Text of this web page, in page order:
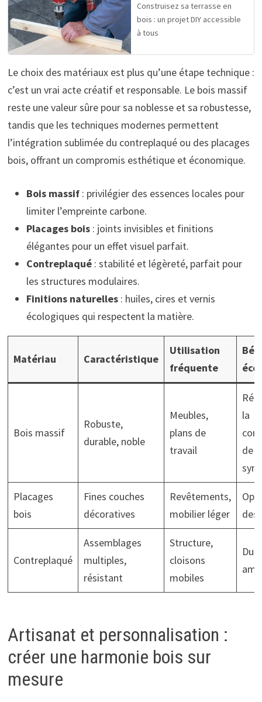
Construisez sa terrasse en
bois : un projet DIY accessible
à tous
Le choix des matériaux est plus qu’une étape technique :
c’est un vrai acte créatif et responsable. Le bois massif
reste une valeur sûre pour sa noblesse et sa robustesse,
tandis que les techniques modernes permettent
l’intégration sublimée du contreplaqué ou des placages
bois, offrant un compromis esthétique et économique.
Bois massif: privilégier des essences locales pour
limiter l’empreinte carbone.
Placages bois: joints invisibles et finitions
élégantes pour un effet visuel parfait.
Contreplaqué: stabilité et légèreté, parfait pour
les structures modulaires.
Finitions naturelles: huiles, cires et vernis
écologiques qui respectent la matière.
Matériau Caractéristique
Utilisation
fréquente
Bois massif
Robuste,
durable, noble
Meubles,
plans de
travail
la
de
Placages
bois
Fines couches
décoratives
Revêtements,
mobilier léger
des
Contreplaqué
Assemblages
multiples,
résistant
Structure,
cloisons
mobiles
Artisanat et personnalisation :
créer une harmonie bois sur
mesure